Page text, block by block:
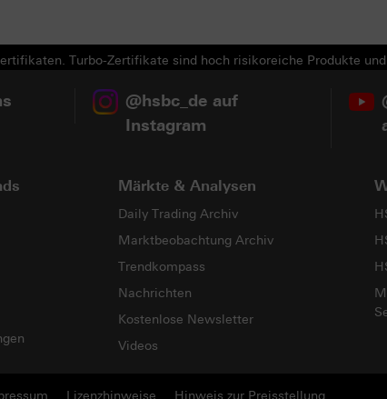
Turbo-Zertifikate sind hoch risikoreiche Produkte
@hsbc_de auf
Instagram
Märkte & Analysen
Daily Trading Archiv
Marktbeobachtung Archiv
Trendkompass
Nachrichten
Kostenlose Newsletter
Videos
Lizenzhinweise Hinweis zur Preisstellung